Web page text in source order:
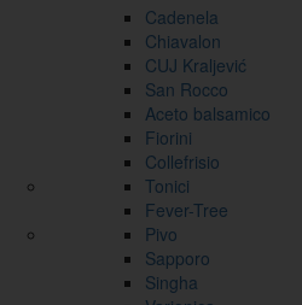
Cadenela
Chiavalon
CUJ Kraljević
San Rocco
Aceto balsamico
Fiorini
Collefrisio
Tonici
Fever-Tree
Pivo
Sapporo
Singha